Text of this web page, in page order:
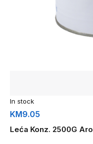
In stock
KM9.05
Leća Konz. 2500G Aro